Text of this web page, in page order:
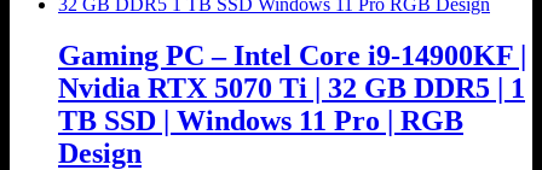
Gaming PC – Intel Core i9-14900KF |
Nvidia RTX 5070 Ti | 32 GB DDR5 | 1
TB SSD | Windows 11 Pro | RGB
Design